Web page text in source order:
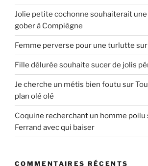
Jolie petite cochonne souhaiterait
gober à Compiègne
Femme perverse pour une turlutte
Fille délurée souhaite sucer de jolis
Je cherche un métis bien foutu sur
plan olé olé
Coquine recherchant un homme
Ferrand avec qui baiser
COMMENTAIRES RÉCENTS